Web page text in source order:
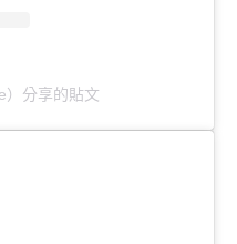
）分享的貼文